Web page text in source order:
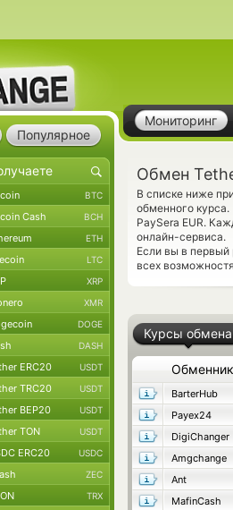
Мониторинг
Обмен
В списке ниже
обменного
PaySera EUR.
онлайн-сервиса.
Если вы в первый
всех
Курсы обмена
Обменник
BarterHub
Payex24
DigiChanger
Amgchange
Ant
MafinCash
Популярное
BTC
Cash BCH
ETH
LTC
XRP
XMR
DOGE
DASH
ERC20 USDT
TRC20 USDT
BEP20 USDT
TON USDT
ERC20 USDC
ZEC
TRX